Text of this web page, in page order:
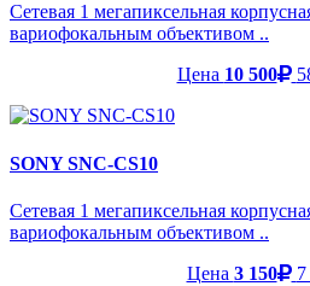
Сетевая 1 мегапиксельная
вариофокальным объективом ..
Цена 10 500
SONY SNC-CS10
Сетевая 1 мегапиксельная
вариофокальным объективом ..
Цена 3 150